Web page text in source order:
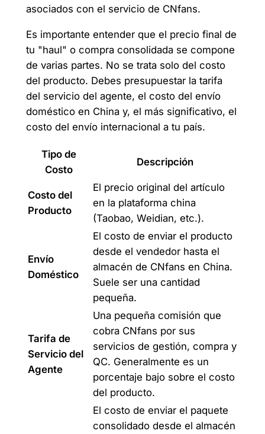
asociados con el servicio de CNfans.
Es importante entender que el precio final de
tu "haul" o compra consolidada se compone
de varias partes. No se trata solo del costo
del producto. Debes presupuestar la tarifa
del servicio del agente, el costo del envío
doméstico en China y, el más significativo, el
costo del envío internacional a tu país.
Tipo de
Costo
Descripción
Costo del
Producto
El precio original del artículo
en la plataforma china
(Taobao, Weidian, etc.).
Envío
Doméstico
El costo de enviar el producto
desde el vendedor hasta el
almacén de CNfans en China.
Suele ser una cantidad
pequeña.
Tarifa de
Servicio del
Agente
Una pequeña comisión que
cobra CNfans por sus
servicios de gestión, compra y
QC. Generalmente es un
porcentaje bajo sobre el costo
del producto.
El costo de enviar el paquete
consolidado desde el almacén